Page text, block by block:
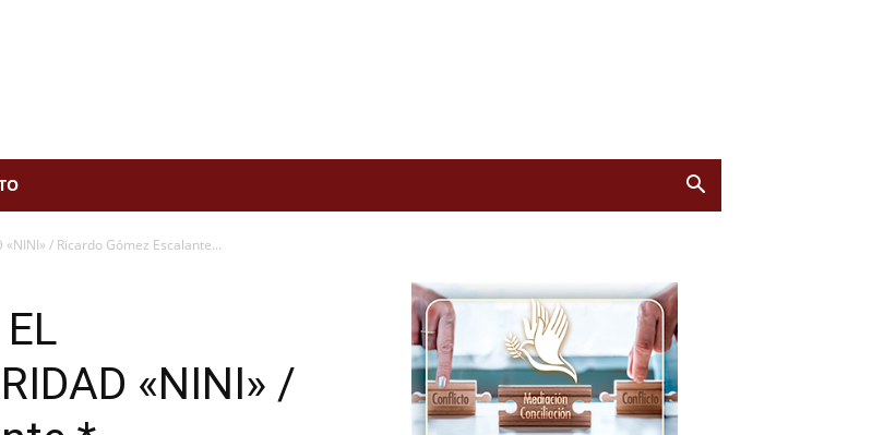
«NINI» / Ricardo Gómez Escalante...
«NINI» /